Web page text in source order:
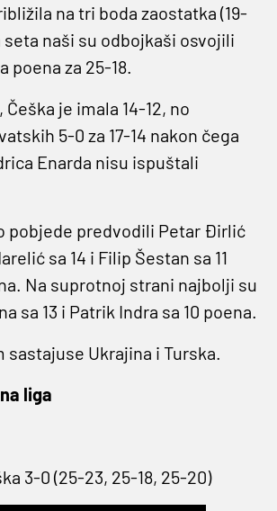
na tri boda zaostatka (19-
seta naši su odbojkaši osvojili
poena za 25-18.
je imala 14-12, no
5-0 za 17-14 nakon čega
Enarda nisu ispuštali
pobjede predvodili Petar Đirlić
sa 14 i Filip Šestan sa 11
Na suprotnoj strani najbolji su
sa 13 i Patrik Indra sa 10 poena.
sastajuse Ukrajina i Turska.
liga
3-0 (25-23, 25-18, 25-20)